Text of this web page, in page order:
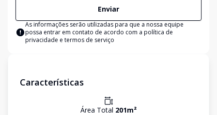
Enviar
As informações serão utilizadas para que a nossa equipe
possa entrar em contato de acordo com a política de
privacidade e termos de serviço
Características
Área Total 201m²